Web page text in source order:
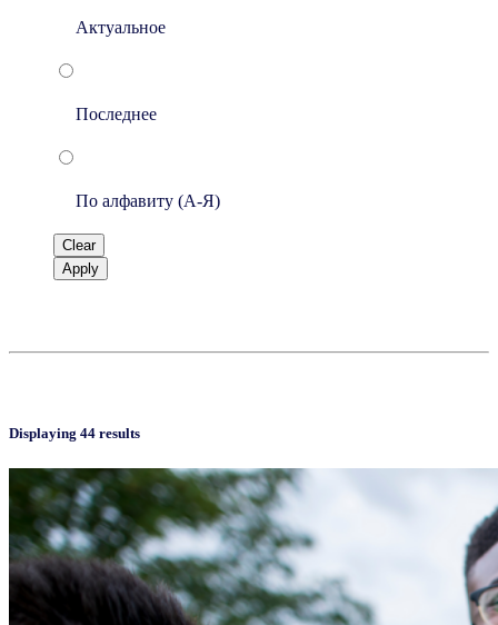
Актуальное
Последнее
По алфавиту (A-Я)
Clear
Apply
Displaying 44 results